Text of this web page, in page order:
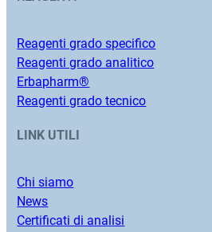
Reagenti grado specifico
Reagenti grado analitico
Erbapharm®
Reagenti grado tecnico
LINK UTILI
Chi siamo
News
Certificati di analisi